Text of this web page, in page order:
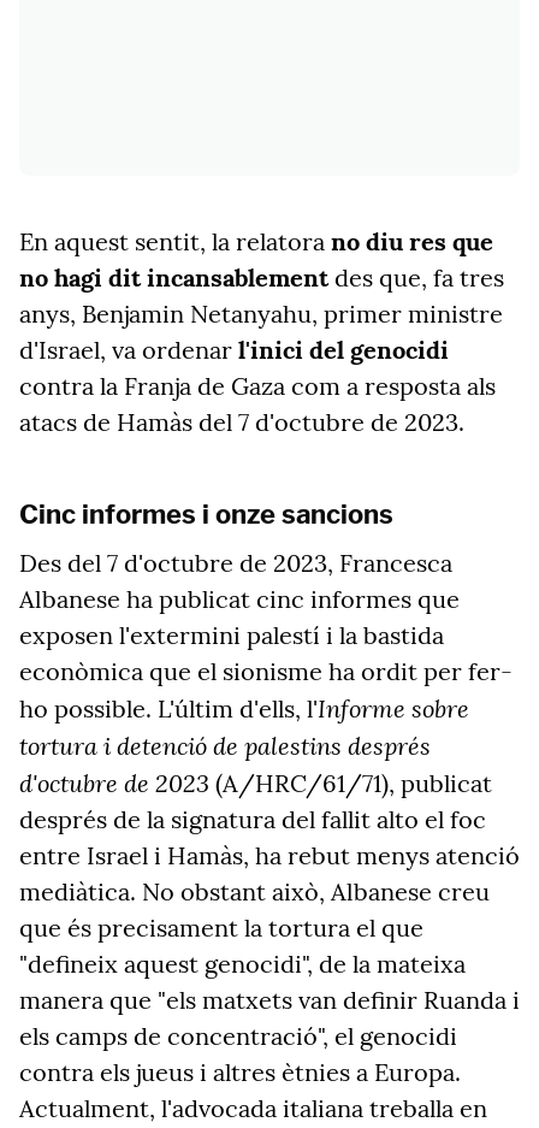
En aquest sentit, la relatora no diu res que
no hagi dit incansablementdes que, fa tres
anys, Benjamin Netanyahu, primer ministre
d'Israel, va ordenar l'inici del genocidi
contra la Franja de Gaza com a resposta als
atacs de Hamàs del 7 d'octubre de 2023.
Cinc informes i onze sancions
Des del 7 d'octubre de 2023, Francesca
Albanese ha publicat cinc informes que
exposen l'extermini palestí i la bastida
econòmica que el sionisme ha ordit per fer-
ho possible. L'últim d'ells, l'Informe sobre
tortura i detenció de palestins després
d'octubre de 2023 (A/HRC/61/71), publicat
després de la signatura del fallit alto el foc
entre Israel i Hamàs, ha rebut menys atenció
mediàtica. No obstant això, Albanese creu
que és precisament la tortura el que
"defineix aquest genocidi", de la mateixa
manera que "els matxets van definir Ruanda i
els camps de concentració", el genocidi
contra els jueus i altres ètnies a Europa.
Actualment, l'advocada italiana treballa en